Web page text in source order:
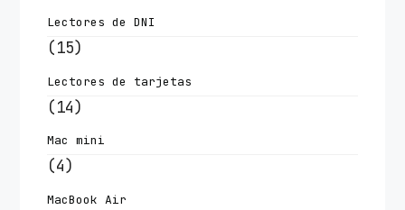
Lectores de DNI
(15)
Lectores de tarjetas
(14)
Mac mini
(4)
MacBook Air